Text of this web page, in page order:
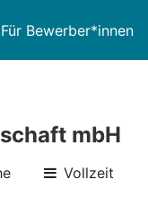
Für Bewerber*innen
mbH
Vollzeit